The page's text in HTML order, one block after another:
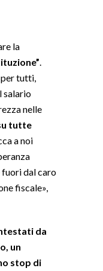
la
tutti,
salario
nelle
tutte
a noi
dal caro
fiscale»,
da
un
stop di